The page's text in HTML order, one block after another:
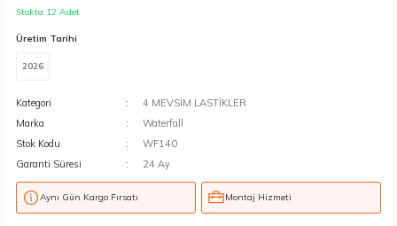
Stokta 12 Adet
Üretim Tarihi
2026
Kategori
4 MEVSİM LASTİKLER
Marka
Waterfall
Stok Kodu
WF140
Garanti Süresi
24 Ay
Aynı Gün Kargo Fırsatı Montaj Hizmeti